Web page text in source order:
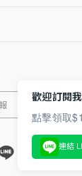
歡迎訂閱
點擊領取
連結